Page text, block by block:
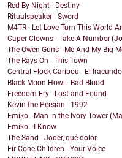
Red By Night - Destiny
Ritualspeaker - Sword
M4TR - Let Love Turn This World
Caper Clowns - Take A Number
The Owen Guns - Me And My Big
The Rays On - This Town
Central Flock Caribou - El
Black Moon Howl - Bad Blood
Freedom Fry - Lost and Found
Kevin the Persian - 1992
Emiko - Man in the Ivory Tower
Emiko - I Know
The Sand - Joder, qué dolor
Fir Cone Children - Your Voice